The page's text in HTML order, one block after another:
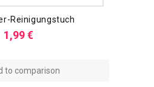
Reinigungstuch
1,99 €Preis
to comparison